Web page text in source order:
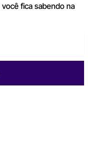
fica sabendo na